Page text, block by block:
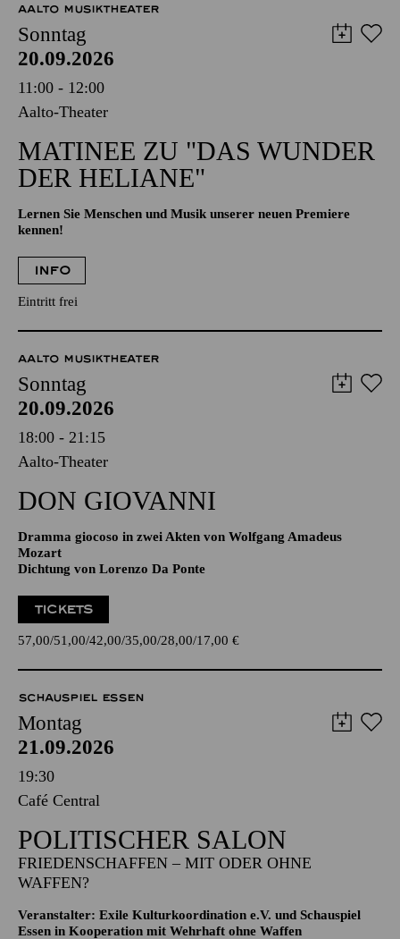
AALTO MUSIKTHEATER
Sonntag
20.09.2026
11:00 - 12:00
Aalto-Theater
MATINEE ZU "DAS WUNDER
DER HELIANE"
Lernen Sie Menschen und Musik unserer neuen Premiere
kennen!
INFO
Eintritt frei
AALTO MUSIKTHEATER
Sonntag
20.09.2026
18:00 - 21:15
Aalto-Theater
DON GIO­VANNI
Dramma giocoso in zwei Akten von Wolfgang Amadeus
Mozart
Dichtung von Lorenzo Da Ponte
TICKETS
57,00 51,00 42,00 35,00 28,00 17,00 €
SCHAUSPIEL ESSEN
Montag
21.09.2026
19:30
Café Central
POLITISCHER SALON
FRIEDENSCHAFFEN – MIT ODER OHNE
WAFFEN?
Veranstalter: Exile Kulturkoordination e.V. und Schauspiel
Essen in Kooperation mit Wehrhaft ohne Waffen